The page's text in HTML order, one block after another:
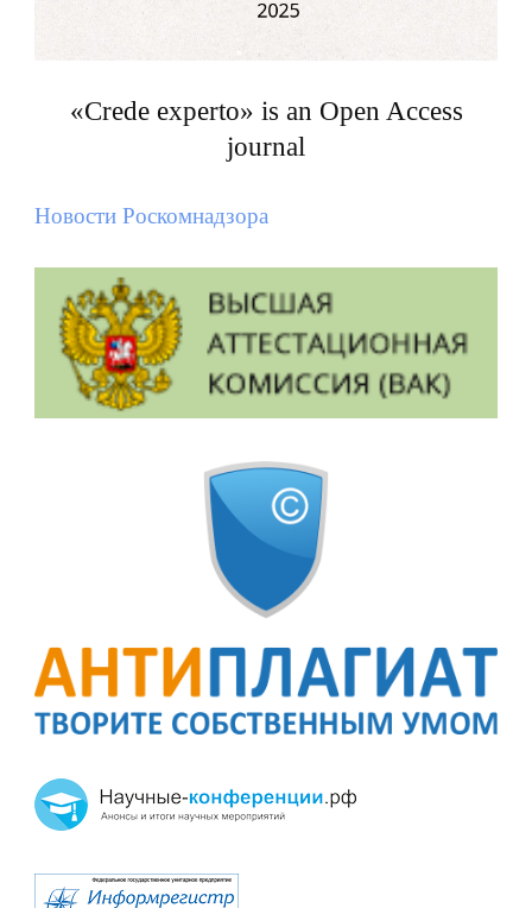
«Crede experto» is an Open Access
journal
Новости Роскомнадзора